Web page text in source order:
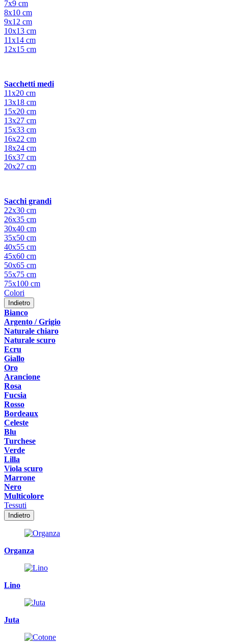
7x9 cm
8x10 cm
9x12 cm
10x13 cm
11x14 cm
12x15 cm
Sacchetti medi
11x20 cm
13x18 cm
15x20 cm
13x27 cm
15x33 cm
16x22 cm
18x24 cm
16x37 cm
20x27 cm
Sacchi grandi
22x30 cm
26x35 cm
30x40 cm
35x50 cm
40x55 cm
45x60 cm
50x65 cm
55x75 cm
75x100 cm
Colori
Indietro
Bianco
Argento / Grigio
Naturale chiaro
Naturale scuro
Ecru
Giallo
Oro
Arancione
Rosa
Fucsia
Rosso
Bordeaux
Celeste
Blu
Turchese
Verde
Lilla
Viola scuro
Marrone
Nero
Multicolore
Tessuti
Indietro
Organza
Lino
Juta